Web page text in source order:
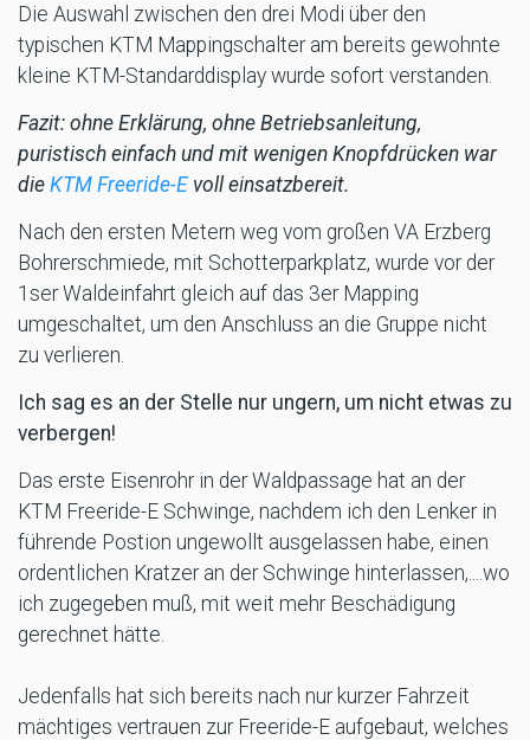
Die Auswahl zwischen den drei Modi über den
typischen KTM Mappingschalter am bereits gewohnte
kleine KTM-Standarddisplay wurde sofort verstanden.
Fazit: ohne Erklärung, ohne Betriebsanleitung,
puristisch einfach und mit wenigen Knopfdrücken war
die KTM Freeride-E voll einsatzbereit.
Nach den ersten Metern weg vom großen VA Erzberg
Bohrerschmiede, mit Schotterparkplatz, wurde vor der
1ser Waldeinfahrt gleich auf das 3er Mapping
umgeschaltet, um den Anschluss an die Gruppe nicht
zu verlieren.
Ich sag es an der Stelle nur ungern, um nicht etwas zu
verbergen!
Das erste Eisenrohr in der Waldpassage hat an der
KTM Freeride-E Schwinge, nachdem ich den Lenker in
führende Postion ungewollt ausgelassen habe, einen
ordentlichen Kratzer an der Schwinge hinterlassen,....wo
ich zugegeben muß, mit weit mehr Beschädigung
gerechnet hätte.
Jedenfalls hat sich bereits nach nur kurzer Fahrzeit
mächtiges vertrauen zur Freeride-E aufgebaut, welches